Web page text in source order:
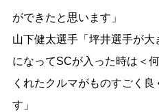
ができたと思います」
山下健太選手「坪井選手が
になってSCが入った時は＜
くれたクルマがものすごく
す」